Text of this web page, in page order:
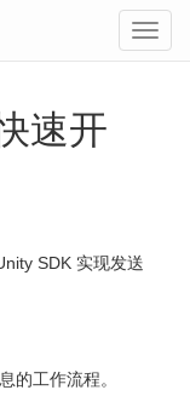
速开
SDK 实现发送
的工作流程。